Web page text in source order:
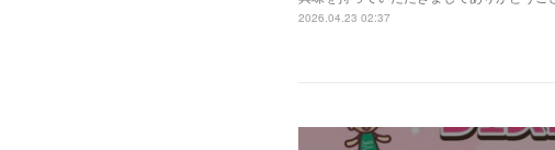
2026.04.23 02:37